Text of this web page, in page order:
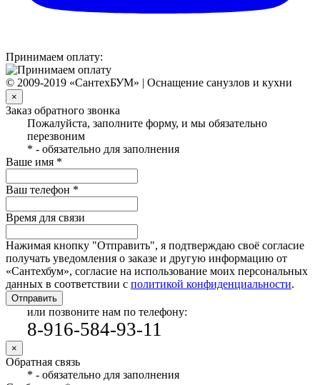
Принимаем оплату:
© 2009-2019 «СантехБУМ» | Оснащение санузлов и кухни
×
Заказ обратного звонка
Пожалуйста, заполните форму, и мы обязательно
перезвоним
* - обязательно для заполнения
Ваше имя *
Ваш телефон *
Время для связи
Нажимая кнопку "Отправить", я подтверждаю своё согласие
получать уведомления о заказе и другую информацию от
«Сантехбум», согласие на использование моих персональных
данных в соответствии с политикой конфиденциальности.
Отправить
или позвоните нам по телефону:
8-916-584-93-11
×
Обратная связь
* - обязательно для заполнения